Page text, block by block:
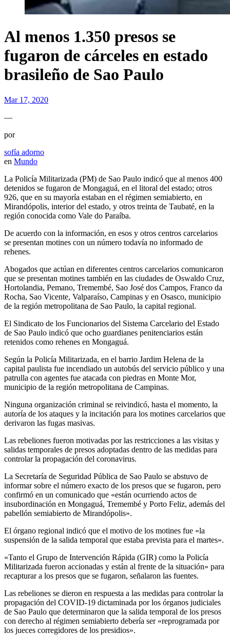
Al menos 1.350 presos se
fugaron de cárceles en estado
brasileño de Sao Paulo
Mar 17, 2020
—
por
sofía adorno
en Mundo
La Policía Militarizada (PM) de Sao Paulo indicó que al menos 400
detenidos se fugaron de Mongaguá, en el litoral del estado; otros
926, que en su mayoría estaban en el régimen semiabierto, en
Mirandópolis, interior del estado, y otros treinta de Taubaté, en la
región conocida como Vale do Paraíba.
De acuerdo con la información, en esos y otros centros carcelarios
se presentan motines con un número todavía no informado de
rehenes.
Abogados que actúan en diferentes centros carcelarios comunicaron
que se presentan motines también en las ciudades de Oswaldo Cruz,
Hortolandia, Pemano, Tremembé, Sao José dos Campos, Franco da
Rocha, Sao Vicente, Valparaíso, Campinas y en Osasco, municipio
de la región metropolitana de Sao Paulo, la capital regional.
El Sindicato de los Funcionarios del Sistema Carcelario del Estado
de Sao Paulo indicó que ocho guardianes penitenciarios están
retenidos como rehenes en Mongaguá.
Según la Policía Militarizada, en el barrio Jardim Helena de la
capital paulista fue incendiado un autobús del servicio público y una
patrulla con agentes fue atacada con piedras en Monte Mor,
municipio de la región metropolitana de Campinas.
Ninguna organización criminal se reivindicó, hasta el momento, la
autoría de los ataques y la incitación para los motines carcelarios que
derivaron las fugas masivas.
Las rebeliones fueron motivadas por las restricciones a las visitas y
salidas temporales de presos adoptadas dentro de las medidas para
controlar la propagación del coronavirus.
La Secretaría de Seguridad Pública de Sao Paulo se abstuvo de
informar sobre el número exacto de los presos que se fugaron, pero
confirmó en un comunicado que «están ocurriendo actos de
insubordinación en Mongaguá, Tremembé y Porto Feliz, además del
pabellón semiabierto de Mirandópolis».
El órgano regional indicó que el motivo de los motines fue «la
suspensión de la salida temporal que estaba prevista para el martes».
«Tanto el Grupo de Intervención Rápida (GIR) como la Policía
Militarizada fueron accionadas y están al frente de la situación» para
recapturar a los presos que se fugaron, señalaron las fuentes.
Las rebeliones se dieron en respuesta a las medidas para controlar la
propagación del COVID-19 dictaminada por los órganos judiciales
de Sao Paulo que determinaron que la salida temporal de los presos
con derecho al régimen semiabierto debería ser «reprogramada por
los jueces corregidores de los presidios».